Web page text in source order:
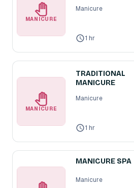
MANICURE
Manicure
1 hr
MANICURE
TRADITIONAL
MANICURE
Manicure
1 hr
MANICURE SPA
Manicure